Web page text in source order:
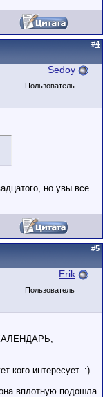
#4
Sedoy
Пользователь
но увы все
#5
Erik
Пользователь
кого интересует. :)
вплотную подошла